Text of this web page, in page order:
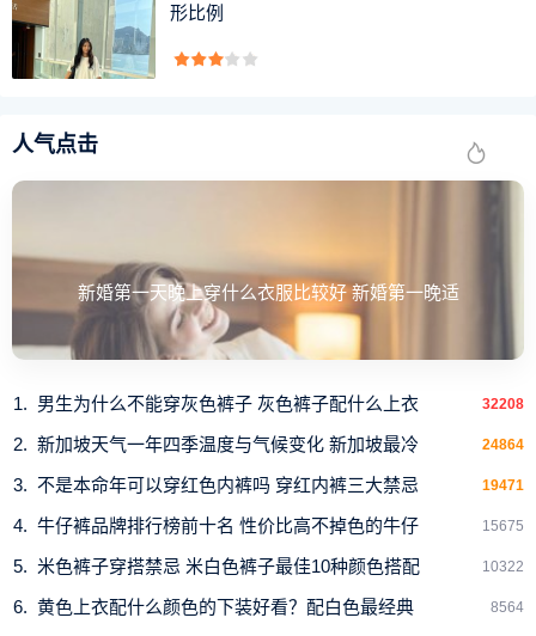
形比例
人气点击
新婚第一天晚上穿什么衣服比较好 新婚第一晚适
男生为什么不能穿灰色裤子 灰色裤子配什么上衣 32208
新加坡天气一年四季温度与气候变化 新加坡最冷 24864
不是本命年可以穿红色内裤吗 穿红内裤三大禁忌 19471
牛仔裤品牌排行榜前十名 性价比高不掉色的牛仔 15675
米色裤子穿搭禁忌 米白色裤子最佳10种颜色搭配 10322
黄色上衣配什么颜色的下装好看？配白色最经典 8564